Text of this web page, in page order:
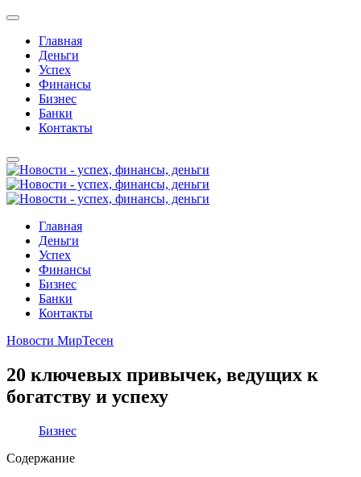
Главная
Деньги
Успех
Финансы
Бизнес
Банки
Контакты
Главная
Деньги
Успех
Финансы
Бизнес
Банки
Контакты
Новости МирТесен
20 ключевых привычек, ведущих к
богатству и успеху
Бизнес
Содержание